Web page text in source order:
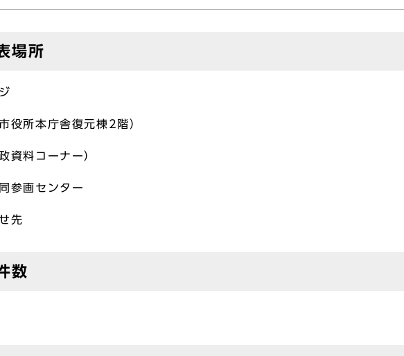
場所
役所本庁舎復元棟2階）
資料コーナー）
参画センター
先
数